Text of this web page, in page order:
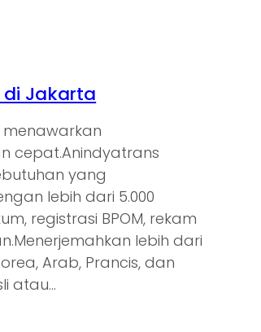
di Jakarta
cepat.Anindyatrans
yang
lebih dari 5.000
registrasi BPOM, rekam
lebih dari
Arab, Prancis, dan
atau…